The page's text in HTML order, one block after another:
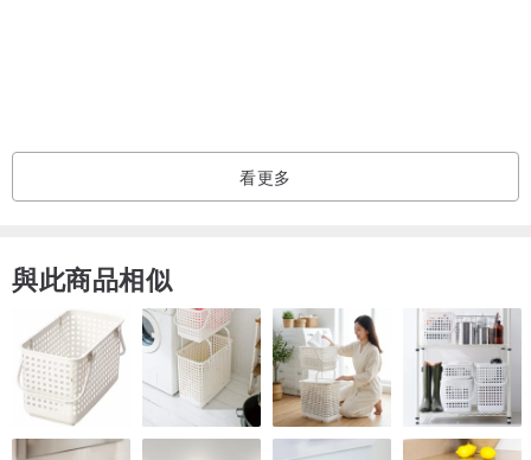
Candii Jewelry
香港手工製作
看更多
與此商品相似